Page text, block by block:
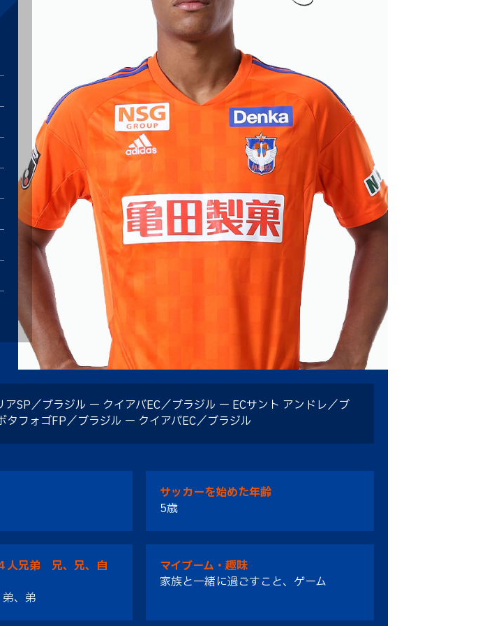
SP／ブラジル ー クイアバEC／ブラジル ー ECサント アンドレ／ブ
タフォゴFP／ブラジル ー クイアバEC／ブラジル
サッカーを始めた年齢
5歳
人兄弟 兄、兄、自
、弟
マイブーム・趣味
家族と一緒に過ごすこと、ゲーム